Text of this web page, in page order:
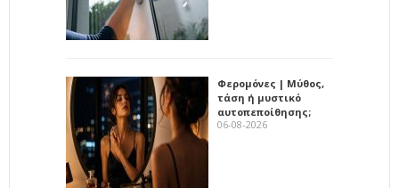
Φερομόνες | Μύθος,
τάση ή μυστικό
αυτοπεποίθησης;
06-08-2026